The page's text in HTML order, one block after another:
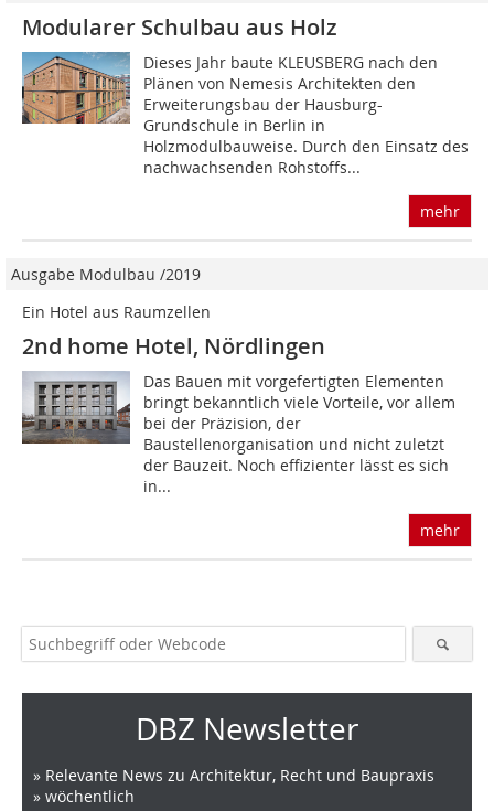
Modularer Schulbau aus Holz
Dieses Jahr baute KLEUSBERG nach den
Plänen von Nemesis Architekten den
Erweiterungsbau der Hausburg-
Grundschule in ­Berlin in
Holzmodulbauweise. Durch den Einsatz des
nachwachsenden Rohstoffs...
mehr
Ausgabe Modulbau /2019
Ein Hotel aus Raumzellen
2nd home Hotel, Nördlingen
Das Bauen mit vorgefertigten Elementen
bringt bekanntlich viele Vorteile, vor allem
bei der Präzision, der
Baustellenorganisation und nicht zuletzt
der Bauzeit. Noch effizienter lässt es sich
in...
mehr
DBZ Newsletter
» Relevante News zu Architektur, Recht und Baupraxis
» wöchentlich